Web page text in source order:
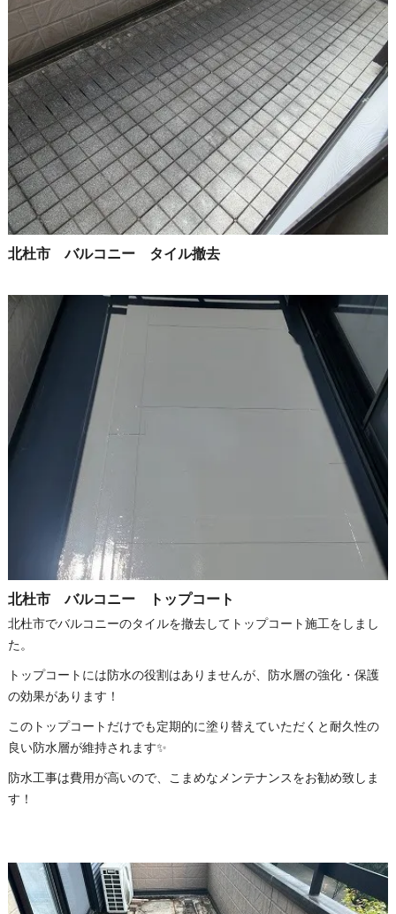
北杜市 バルコニー タイル撤去
北杜市 バルコニー トップコート
北杜市でバルコニーのタイルを撤去してトップコート施工をしまし
た。
トップコートには防水の役割はありませんが、防水層の強化・保護
の効果があります！
このトップコートだけでも定期的に塗り替えていただくと耐久性の
良い防水層が維持されます✨
防水工事は費用が高いので、こまめなメンテナンスをお勧め致しま
す！